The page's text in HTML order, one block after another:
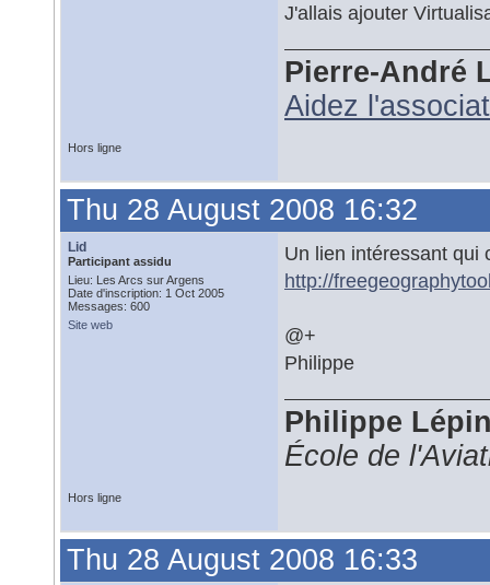
J'allais ajouter
Pierre-André
Aidez
Hors ligne
Thu 28 August 2008 16:32
Lid
Participant assidu
Lieu: Les Arcs sur Argens
Date d'inscription: 1 Oct 2005
Messages: 600
Site web
Un lien intéressant qui
http://
@+
Philippe
Philippe
École de
Hors ligne
Thu 28 August 2008 16:33